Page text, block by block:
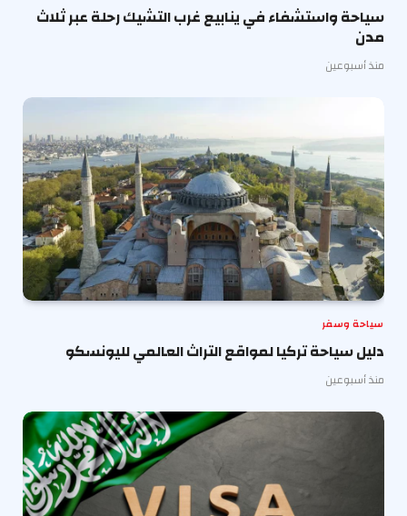
سياحة واستشفاء في ينابيع غرب التشيك رحلة عبر ثلاث
مدن
منذ أسبوعين
سياحة وسفر
دليل سياحة تركيا لمواقع التراث العالمي لليونسكو
منذ أسبوعين